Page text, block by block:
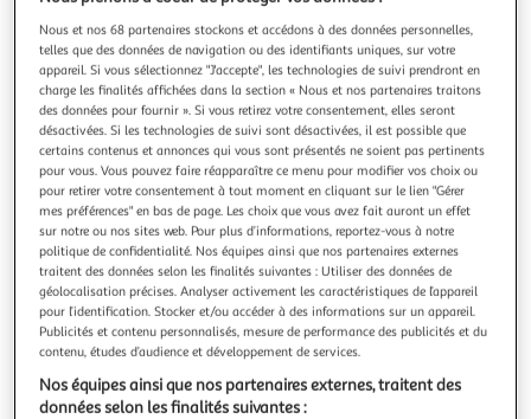
Illustration
précédente
Illustration
suivante
4.6 (26)
EXTREME
Cônes glacés chocolat pistache
Laissez-vous tenter par l'alliance d'une glace pistache
onctueuse et d'une glace chocolat intense associée à des
pépites de nougatine, le tout dans une gaufrette
croustillante et pour finir, le délicieux bonbon EXTREME.
En savoir +
6 pièces
Vous voulez connaître le prix de ce produit ?
Nous et nos 68 partenaires stockons et accédons à des données personnelles,
telles que des données de navigation ou des identifiants uniques, sur votre
appareil. Si vous sélectionnez "J'accepte", les technologies de suivi prendront en
charge les finalités affichées dans la section « Nous et nos partenaires traitons
des données pour fournir ». Si vous retirez votre consentement, elles seront
désactivées. Si les technologies de suivi sont désactivées, il est possible que
certains contenus et annonces qui vous sont présentés ne soient pas pertinents
pour vous. Vous pouvez faire réapparaître ce menu pour modifier vos choix ou
pour retirer votre consentement à tout moment en cliquant sur le lien "Gérer
mes préférences" en bas de page. Les choix que vous avez fait auront un effet
sur notre ou nos sites web. Pour plus d’informations, reportez-vous à notre
politique de confidentialité. Nos équipes ainsi que nos partenaires externes
traitent des données selon les finalités suivantes : Utiliser des données de
géolocalisation précises. Analyser activement les caractéristiques de l’appareil
pour l’identification. Stocker et/ou accéder à des informations sur un appareil.
Publicités et contenu personnalisés, mesure de performance des publicités et du
contenu, études d’audience et développement de services.
Nos équipes ainsi que nos partenaires externes, traitent des
données selon les finalités suivantes :